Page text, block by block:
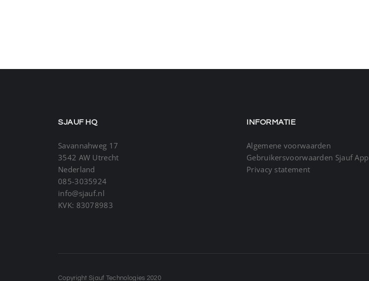
SJAUF HQ
Savannahweg 17
3542 AW Utrecht
Nederland
085-3035924
info@sjauf.nl
KVK: 83078983
INFORMATIE
Algemene voorwaarden
Gebruikersvoorwaarden Sjauf App
Privacy statement
Copyright Sjauf Technologies 2020